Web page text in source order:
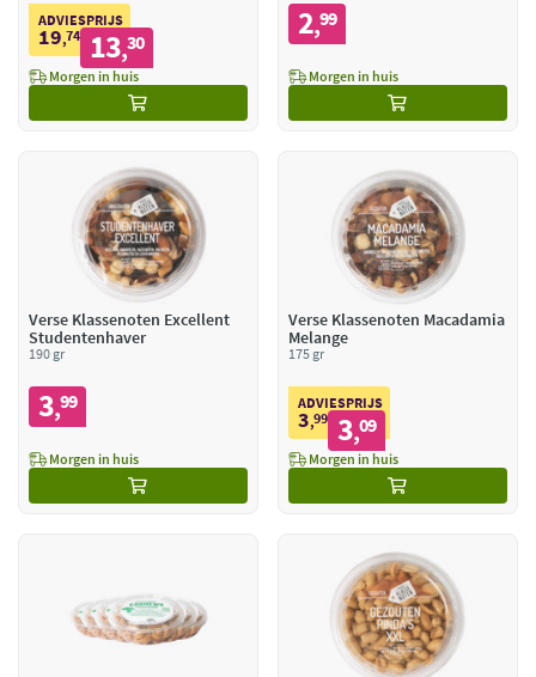
ADVIESPRIJS
19,74 13,30
Morgen in huis
2,99
Morgen in huis
Verse Klassenoten Excellent
Studentenhaver
190 gr
3,99
Morgen in huis
Verse Klassenoten Macadamia
Melange
175 gr
ADVIESPRIJS
3,99 3,09
Morgen in huis